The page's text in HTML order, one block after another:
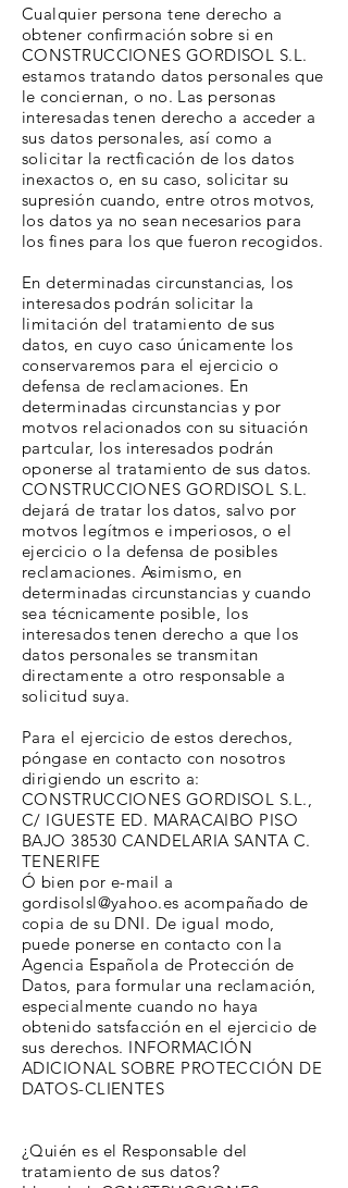
Cualquier persona tene derecho a
obtener confirmación sobre si en
CONSTRUCCIONES GORDISOL S.L.
estamos tratando datos personales que
le conciernan, o no. Las personas
interesadas tenen derecho a acceder a
sus datos personales, así como a
solicitar la rectficación de los datos
inexactos o, en su caso, solicitar su
supresión cuando, entre otros motvos,
los datos ya no sean necesarios para
los fines para los que fueron recogidos.
En determinadas circunstancias, los
interesados podrán solicitar la
limitación del tratamiento de sus
datos, en cuyo caso únicamente los
conservaremos para el ejercicio o
defensa de reclamaciones. En
determinadas circunstancias y por
motvos relacionados con su situación
partcular, los interesados podrán
oponerse al tratamiento de sus datos.
CONSTRUCCIONES GORDISOL S.L.
dejará de tratar los datos, salvo por
motvos legítmos e imperiosos, o el
ejercicio o la defensa de posibles
reclamaciones. Asimismo, en
determinadas circunstancias y cuando
sea técnicamente posible, los
interesados tenen derecho a que los
datos personales se transmitan
directamente a otro responsable a
solicitud suya.
Para el ejercicio de estos derechos,
póngase en contacto con nosotros
dirigiendo un escrito a:
CONSTRUCCIONES GORDISOL S.L.,
C/ IGUESTE ED. MARACAIBO PISO
BAJO 38530 CANDELARIA SANTA C.
TENERIFE
Ó bien por e-mail a
gordisolsl@yahoo.es acompañado de
copia de su DNI. De igual modo,
puede ponerse en contacto con la
Agencia Española de Protección de
Datos, para formular una reclamación,
especialmente cuando no haya
obtenido satsfacción en el ejercicio de
sus derechos. INFORMACIÓN
ADICIONAL SOBRE PROTECCIÓN DE
DATOS-CLIENTES
¿Quién es el Responsable del
tratamiento de sus datos?